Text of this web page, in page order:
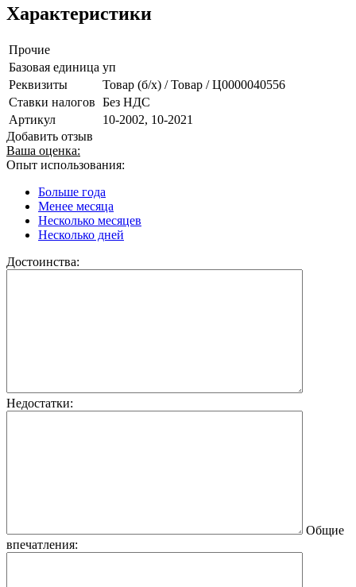
Характеристики
Прочие
Базовая единица уп
Реквизиты
Товар (б/х) / Товар / Ц0000040556
Ставки налогов Без НДС
Артикул
10-2002, 10-2021
Добавить отзыв
Ваша оценка:
Опыт использования:
Больше года
Менее месяца
Несколько месяцев
Несколько дней
Достоинства:
Недостатки:
Общие
впечатления: